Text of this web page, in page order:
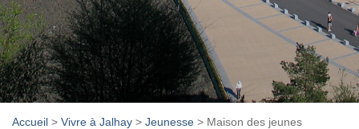
Accueil > Vivre à Jalhay > Jeunesse > Maison des jeunes